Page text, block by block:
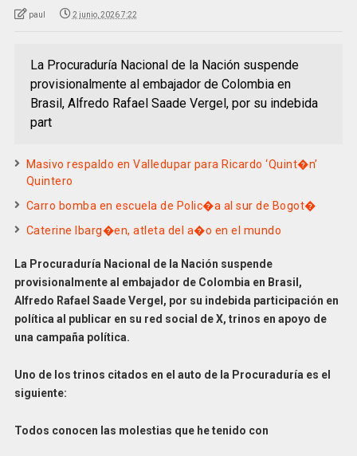
paul 2 junio, 2026 7:22
La Procuraduría Nacional de la Nación suspende
provisionalmente al embajador de Colombia en
Brasil, Alfredo Rafael Saade Vergel, por su indebida
part
Masivo respaldo en Valledupar para Ricardo ‘Quint�n’
Quintero
Carro bomba en escuela de Polic�a al sur de Bogot�
Caterine Ibarg�en, atleta del a�o en el mundo
La Procuraduría Nacional de la Nación suspende
provisionalmente al embajador de Colombia en Brasil,
Alfredo Rafael Saade Vergel, por su indebida participación en
política al publicar en su red social de X, trinos en apoyo de
una campaña política.
Uno de los trinos citados en el auto de la Procuraduría es el
siguiente:
Todos conocen las molestias que he tenido con